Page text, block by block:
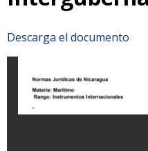
Descarga el documento